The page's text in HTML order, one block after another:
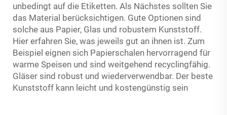
unbedingt auf die Etiketten. Als Nächstes sollten Sie
das Material berücksichtigen. Gute Optionen sind
solche aus Papier, Glas und robustem Kunststoff.
Hier erfahren Sie, was jeweils gut an ihnen ist. Zum
Beispiel eignen sich Papierschalen hervorragend für
warme Speisen und sind weitgehend recyclingfähig.
Gläser sind robust und wiederverwendbar. Der beste
Kunststoff kann leicht und kostengünstig sein